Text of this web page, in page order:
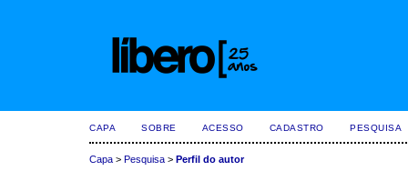
CAPA SOBRE ACESSO CADASTRO PESQUISA
Capa > Pesquisa > Perfil do autor